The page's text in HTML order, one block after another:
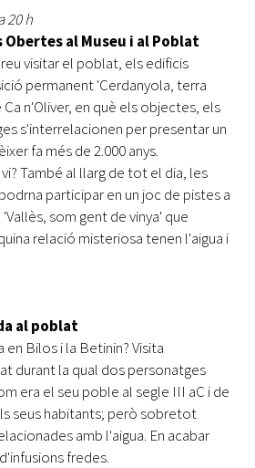
20 h
al Museu i al Poblat
visitar el poblat, els edificis
permanent 'Cerdanyola, terra
n'Oliver, en què els objectes, els
s'interrelacionen per presentar un
fa més de 2.000 anys.
També al llarg de tot el dia, les
participar en un joc de pistes a
som gent de vinya' que
relació misteriosa tenen l'aigua i
al poblat
en Bilos i la Betinin? Visita
durant la qual dos personatges
era el seu poble al segle III aC i de
seus habitants; però sobretot
amb l'aigua. En acabar
fredes.